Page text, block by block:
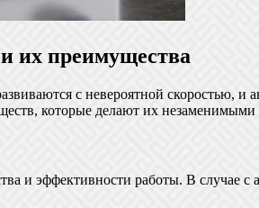
их преимущества
с невероятной скоростью,
которые делают их незаменимыми
и эффективности работы. В случае